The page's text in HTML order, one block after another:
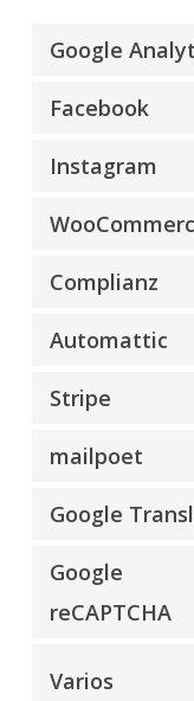
Google
Facebook
Instagram
Complianz
Automattic
Stripe
mailpoet
Google
Google
reCAPTCHA
Varios